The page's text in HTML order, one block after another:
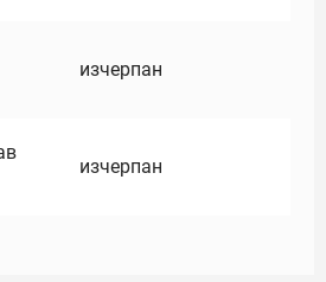
изчерпан
изчерпан